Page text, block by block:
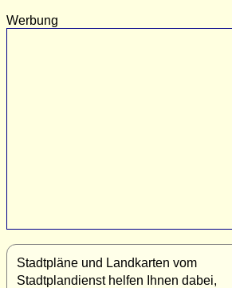
Werbung
Stadtpläne und Landkarten vom
Stadtplandienst helfen Ihnen dabei,